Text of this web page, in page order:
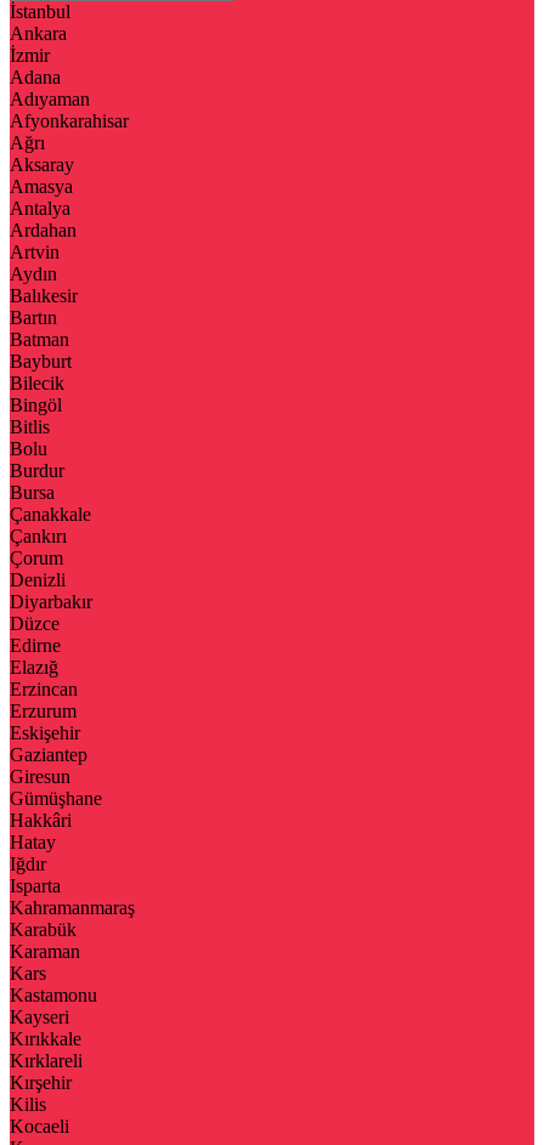
İstanbul
Ankara
İzmir
Adana
Adıyaman
Afyonkarahisar
Ağrı
Aksaray
Amasya
Antalya
Ardahan
Artvin
Aydın
Balıkesir
Bartın
Batman
Bayburt
Bilecik
Bingöl
Bitlis
Bolu
Burdur
Bursa
Çanakkale
Çankırı
Çorum
Denizli
Diyarbakır
Düzce
Edirne
Elazığ
Erzincan
Erzurum
Eskişehir
Gaziantep
Giresun
Gümüşhane
Hakkâri
Hatay
Iğdır
Isparta
Kahramanmaraş
Karabük
Karaman
Kars
Kastamonu
Kayseri
Kırıkkale
Kırklareli
Kırşehir
Kilis
Kocaeli